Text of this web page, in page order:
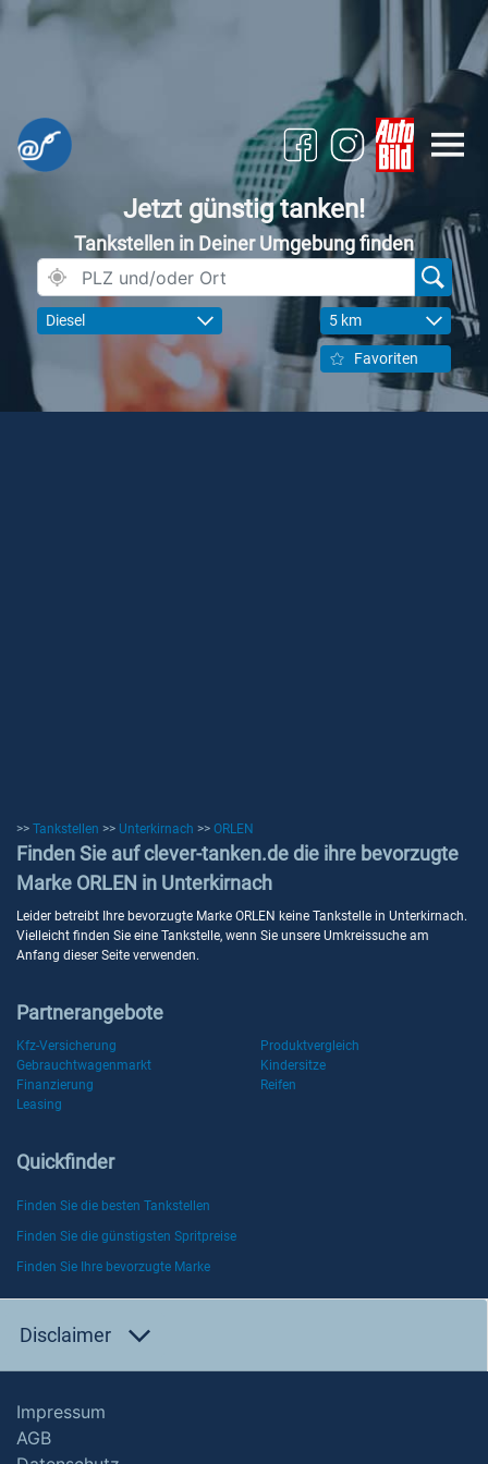
Jetzt günstig tanken!
Tankstellen in Deiner Umgebung finden
Diesel 5 km
Favoriten
>> Tankstellen >> Unterkirnach >> ORLEN
Finden Sie auf clever-tanken.de die ihre bevorzugte
Marke ORLEN in Unterkirnach
Leider betreibt Ihre bevorzugte Marke ORLEN keine Tankstelle in Unterkirnach.
Vielleicht finden Sie eine Tankstelle, wenn Sie unsere Umkreissuche am
Anfang dieser Seite verwenden.
Partnerangebote
Kfz-Versicherung
Produktvergleich
Gebrauchtwagenmarkt
Kindersitze
Finanzierung
Reifen
Leasing
Quickfinder
Finden Sie die besten Tankstellen
Finden Sie die günstigsten Spritpreise
Finden Sie Ihre bevorzugte Marke
Disclaimer
Impressum
AGB